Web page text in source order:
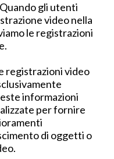
gli utenti
video nella
le registrazioni
registrazioni video
informazioni
per fornire
di oggetti o